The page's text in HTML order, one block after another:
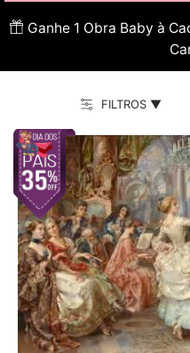
Ganhe 1 Obra Baby à
FILTROS ▼